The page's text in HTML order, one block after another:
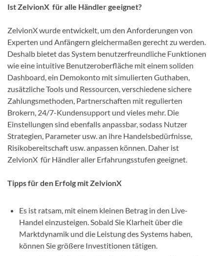
Ist ZelvionX für alle Händler geeignet?
ZelvionX wurde entwickelt, um den Anforderungen von
Experten und Anfängern gleichermaßen gerecht zu werden.
Deshalb bietet das System benutzerfreundliche Funktionen
wie eine intuitive Benutzeroberfläche mit einem soliden
Dashboard, ein Demokonto mit simulierten Guthaben,
zusätzliche Tools und Ressourcen, verschiedene sichere
Zahlungsmethoden, Partnerschaften mit regulierten
Brokern, 24/7-Kundensupport und vieles mehr. Die
Einstellungen sind ebenfalls anpassbar, sodass Nutzer
Strategien, Parameter usw. an ihre Handelsbedürfnisse,
Risikobereitschaft usw. anpassen können. Daher ist
ZelvionX für Händler aller Erfahrungsstufen geeignet.
Tipps für den Erfolg mit ZelvionX
Es ist ratsam, mit einem kleinen Betrag in den Live-
Handel einzusteigen. Sobald Sie Klarheit über die
Marktdynamik und die Leistung des Systems haben,
können Sie größere Investitionen tätigen.